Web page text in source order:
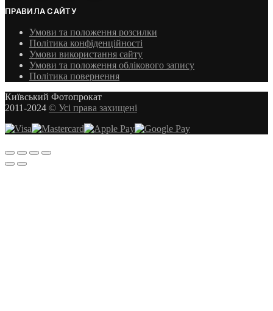
ПРАВИЛА САЙТУ
Умови та положення розсилки
Політика конфіденційності
Умови використання сайту
Умови та положення облікового запису
Політика повернення
Київський Фотопрокат
2011-2024 © Усі права захищені